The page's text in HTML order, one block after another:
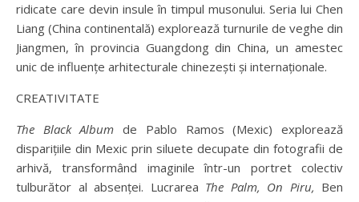
ridicate care devin insule în timpul musonului. Seria lui Chen
Liang (China continentală) explorează turnurile de veghe din
Jiangmen, în provincia Guangdong din China, un amestec
unic de influențe arhitecturale chinezești și internaționale.
CREATIVITATE
The Black Albumde Pablo Ramos (Mexic) explorează
disparițiile din Mexic prin siluete decupate din fotografii de
arhivă, transformând imaginile într-un portret colectiv
tulburător al absenței. Lucrarea The Palm, On Piru, Ben